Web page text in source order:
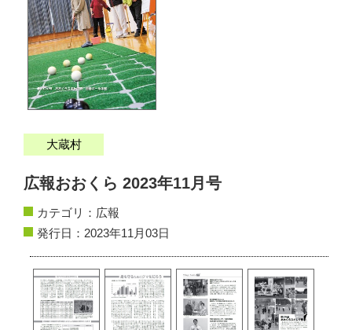
大蔵村
広報おおくら 2023年11月号
カテゴリ： 広報
発行日：2023年11月03日
ご利用ガイド
よくある質問
サイトマップ
個人情報保護方針
動作環境
リンク集